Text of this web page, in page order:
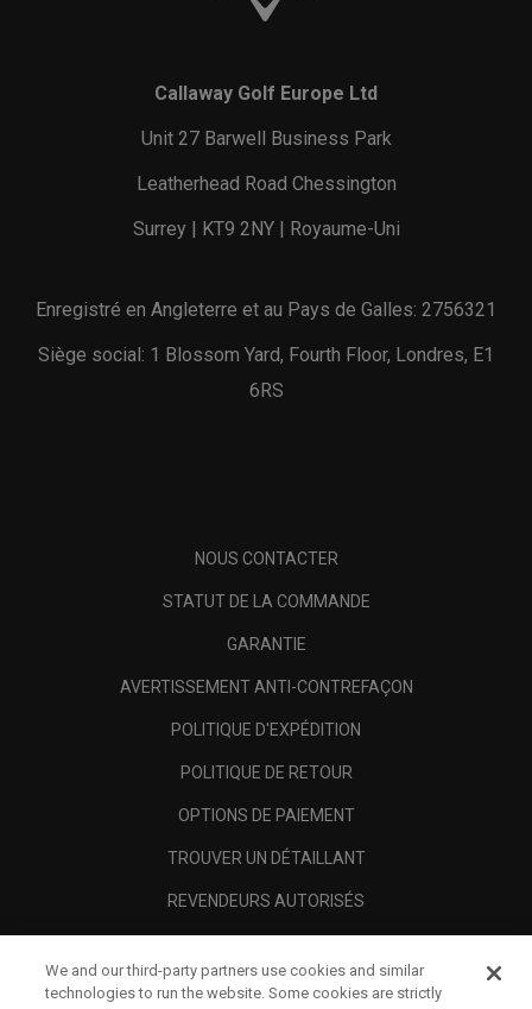
Callaway Golf Europe Ltd
Unit 27 Barwell Business Park
Leatherhead Road Chessington
Surrey | KT9 2NY | Royaume-Uni
Enregistré en Angleterre et au Pays de Galles: 2756321
Siège social: 1 Blossom Yard, Fourth Floor, Londres, E1
6RS
NOUS CONTACTER
STATUT DE LA COMMANDE
GARANTIE
AVERTISSEMENT ANTI-CONTREFAÇON
POLITIQUE D'EXPÉDITION
POLITIQUE DE RETOUR
OPTIONS DE PAIEMENT
TROUVER UN DÉTAILLANT
REVENDEURS AUTORISÉS
A PROPOS
We and our third-party partners use cookies and similar
technologies to run the website. Some cookies are strictly